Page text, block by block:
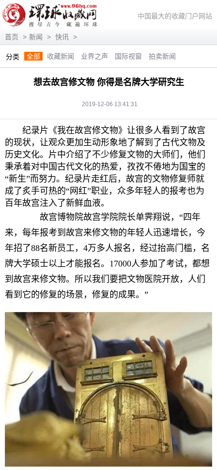
中国最大的收藏门户网站
首页 > 新闻 > 快讯 >
分类 全部 收藏新闻 业界之声 国际视窗
拍卖新闻
展会信息
艺术投资 人物访谈 评论观察
视频访谈
藏趣逸闻
艺术评论 快讯 滚动 动态
想去故宫修文物 你得是名牌大学研究生
2019-12-06 13:41:31
纪录片《我在故宫修文物》让很多人看到了故宫
的现状，让观众更加生动形象地了解到了古代文物及
历史文化。片中介绍了不少修复文物的大师们，他们
秉承着对中国古代文化的热爱，孜孜不倦地为国宝的
“新生”而努力。纪录片走红后，故宫的文物修复师就
成了炙手可热的“网红”职业，众多年轻人的报考也为
百年故宫注入了新鲜血液。
故宫博物院故宫学院院长单霁翔说，“四年
来，每年报考到故宫来修文物的年轻人迅速增长，今
年招了88名新员工，4万多人报名，经过抬高门槛，名
牌大学硕士以上才能报名。17000人参加了考试，都想
到故宫来修文物。所以我们要把文物医院开放，人们
看到它的修复的场景，修复的成果。”